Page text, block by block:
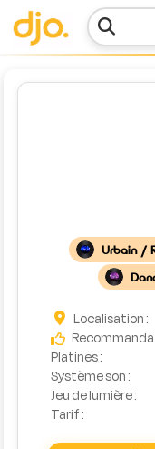
Menu
ma
demande
de prix
Urbain /
Localisation :
Platines :
Système son :
Jeu de lumière :
Tarif :